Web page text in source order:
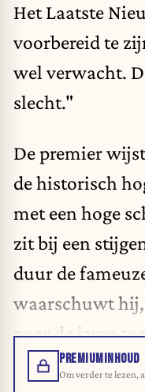
Het Laatste
voorbereid te
wel verwacht.
slecht."
De premier
de historisch
met een hoge
zit bij een
duur de
waarschuwt
naar de jaren
PREMIUMINHOUD
Om verder te lezen,